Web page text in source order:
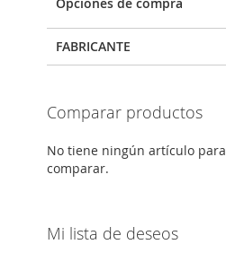
FABRICANTE
Comparar productos
No tiene ningún artículo para
comparar.
Mi lista de deseos